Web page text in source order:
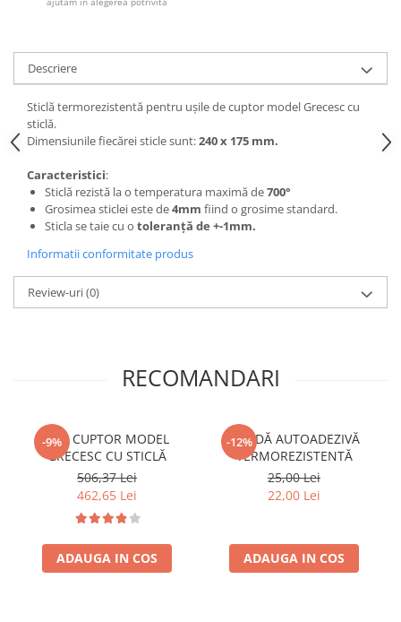
PLASE DE UMBRIRE/ ANTIGRINDINĂ
PRODUSE PENTRU GRĂDINARIT
Unelte electrice
Unelte pentru grădinărit
SOBE ȘI ȘEMINEE
STICLĂ TERMOREZISTENTĂ
TIMP LIBER IN NATURA
TRUSE SI ACCESORII PROFESIONALE
UZ GOSPODĂRESC
ȘEMINEE ȘI ÎNCĂLZITOARE DE
Descriere
Sticlă termorezistentă pentru ușile de cuptor model Grecesc cu
sticlă.
Dimensiunile fiecărei sticle sunt:240 x 175 mm.
Caracteristici:
Sticlă rezistă la o temperatura maximă de700°
Grosimea sticlei este de4mm fiind o grosime standard.
Sticla se taie cu o toleranță de +-1mm.
Informatii conformitate produs
Review-uri(0)
RECOMANDARI
-9%
UȘĂ CUPTOR MODEL
GRECESC CU STICLĂ
506,37 Lei
462,65 Lei
ADAUGA IN COS
-12%
BANDĂ AUTOADEZIVĂ
TERMOREZISTENTĂ
25,00 Lei
22,00 Lei
ADAUGA IN COS